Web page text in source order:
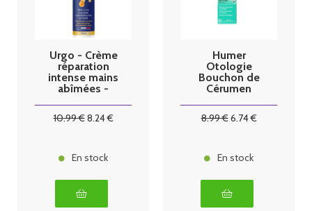
Urgo - Crème
réparation
intense mains
abîmées -
10.99€8.24€
En stock
Humer
Otologie
Bouchon de
Cérumen
8.99€6.74€
En stock